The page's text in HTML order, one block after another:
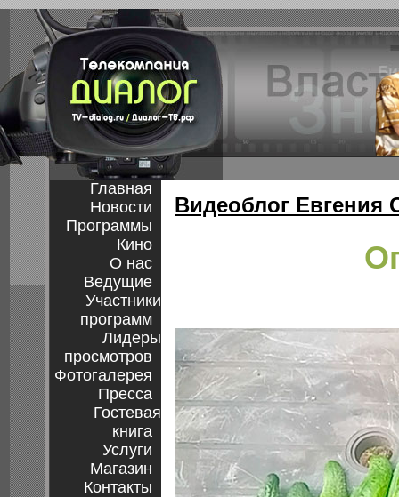
Главная
Новости
Программы
Кино
О нас
Ведущие
Участники
программ
Лидеры
просмотров
Фотогалерея
Пресса
Гостевая
книга
Услуги
Магазин
Контакты
Видеоблог Евгения